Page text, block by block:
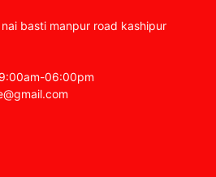
basti manpur road kashipur
06:00pm